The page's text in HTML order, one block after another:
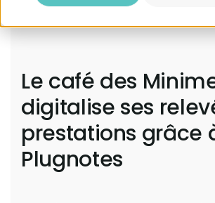
Le café des
digitalise ses
prestations grâce
Plugnotes